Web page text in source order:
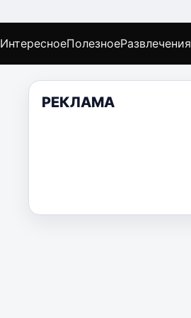
ИнтересноеПолезноеРазвлечения
РЕКЛАМА